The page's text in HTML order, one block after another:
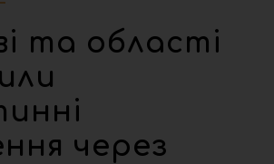
та області
через